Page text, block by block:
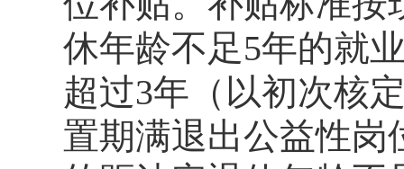
休年龄不足5年的就
超过3年（以初次核
置期满退出公益性岗